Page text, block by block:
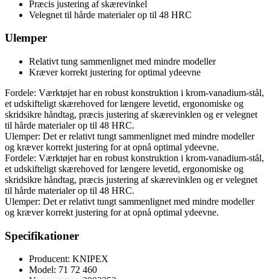
Præcis justering af skærevinkel
Velegnet til hårde materialer op til 48 HRC
Ulemper
Relativt tung sammenlignet med mindre modeller
Kræver korrekt justering for optimal ydeevne
Fordele: Værktøjet har en robust konstruktion i krom-vanadium-stål,
et udskifteligt skærehoved for længere levetid, ergonomiske og
skridsikre håndtag, præcis justering af skærevinklen og er velegnet
til hårde materialer op til 48 HRC.
Ulemper: Det er relativt tungt sammenlignet med mindre modeller
og kræver korrekt justering for at opnå optimal ydeevne.
Fordele: Værktøjet har en robust konstruktion i krom-vanadium-stål,
et udskifteligt skærehoved for længere levetid, ergonomiske og
skridsikre håndtag, præcis justering af skærevinklen og er velegnet
til hårde materialer op til 48 HRC.
Ulemper: Det er relativt tungt sammenlignet med mindre modeller
og kræver korrekt justering for at opnå optimal ydeevne.
Specifikationer
Producent: KNIPEX
Model: 71 72 460